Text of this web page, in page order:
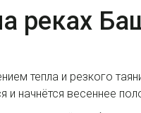
реках
тепла и резкого
и начнётся весеннее